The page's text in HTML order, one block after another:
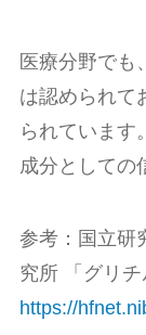
医療分野でも
は認められて
られています
成分としての
参考：国立研
究所 「グリチ
https://